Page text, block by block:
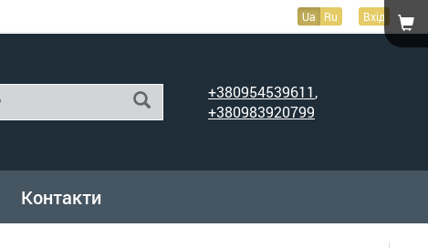
Ua Ru Вхід
+380954539611,
+380983920799
Контакти